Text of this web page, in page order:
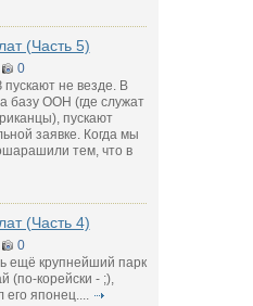
(Часть 5)
0
не везде. В
базу ООН (где служат
пускают
заявке. Когда мы
тем, что в
(Часть 4)
0
ещё крупнейший парк
(по-корейски - ;),
его японец....